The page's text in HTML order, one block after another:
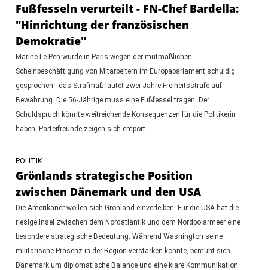
Fußfesseln verurteilt - FN-Chef Bardella:
"Hinrichtung der französischen
Demokratie"
Marine Le Pen wurde in Paris wegen der mutmaßlichen
Scheinbeschäftigung von Mitarbeitern im Europaparlament schuldig
gesprochen - das Strafmaß lautet zwei Jahre Freiheitsstrafe auf
Bewährung. Die 56-Jährige muss eine Fußfessel tragen. Der
Schuldspruch könnte weitreichende Konsequenzen für die Politikerin
haben. Parteifreunde zeigen sich empört.
POLITIK
Grönlands strategische Position
zwischen Dänemark und den USA
Die Amerikaner wollen sich Grönland einverleiben. Für die USA hat die
riesige Insel zwischen dem Nordatlantik und dem Nordpolarmeer eine
besondere strategische Bedeutung. Während Washington seine
militärische Präsenz in der Region verstärken könnte, bemüht sich
Dänemark um diplomatische Balance und eine klare Kommunikation.